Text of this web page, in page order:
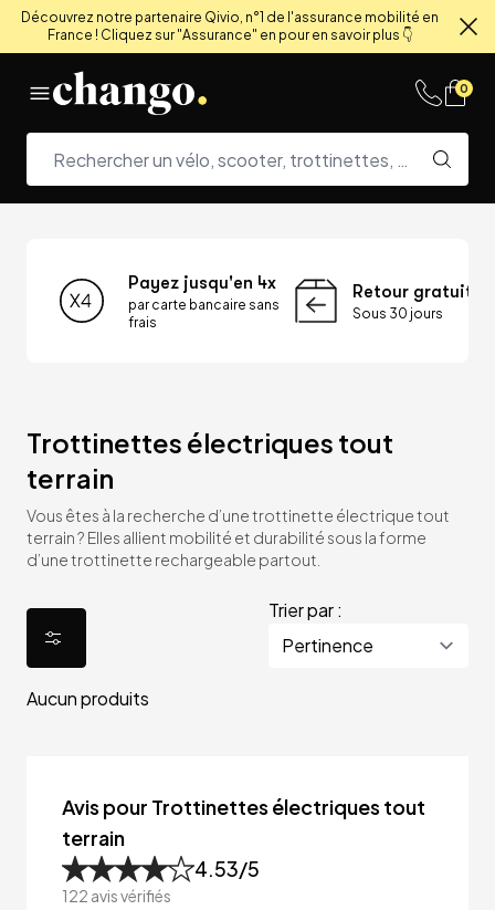
Découvrez notre partenaire Qivio, n°1 de l'assurance mobilité en
France ! Cliquez sur "Assurance" en pour en savoir plus 👇
0
Payez jusqu'en 4x
par carte bancaire sans
frais
Retour gratuit
Sous 30 jours
Trottinettes électriques tout
terrain
Vous êtes à la recherche d’une trottinette électrique tout
terrain ? Elles allient mobilité et durabilité sous la forme
d’une trottinette rechargeable partout.
Trier par :
Aucun produits
Avis pour Trottinettes électriques tout
terrain
4.53/5
122 avis vérifiés